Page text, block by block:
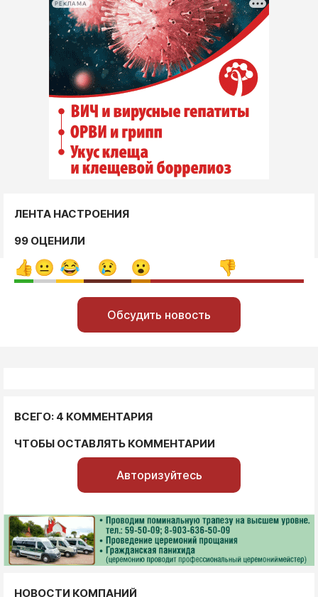
РЕКЛАМА
ЛЕНТА НАСТРОЕНИЯ
99 ОЦЕНИЛИ
Обсудить новость
ВСЕГО: 4 КОММЕНТАРИЯ
ЧТОБЫ ОСТАВЛЯТЬ КОММЕНТАРИИ
Авторизуйтесь
НОВОСТИ КОМПАНИЙ